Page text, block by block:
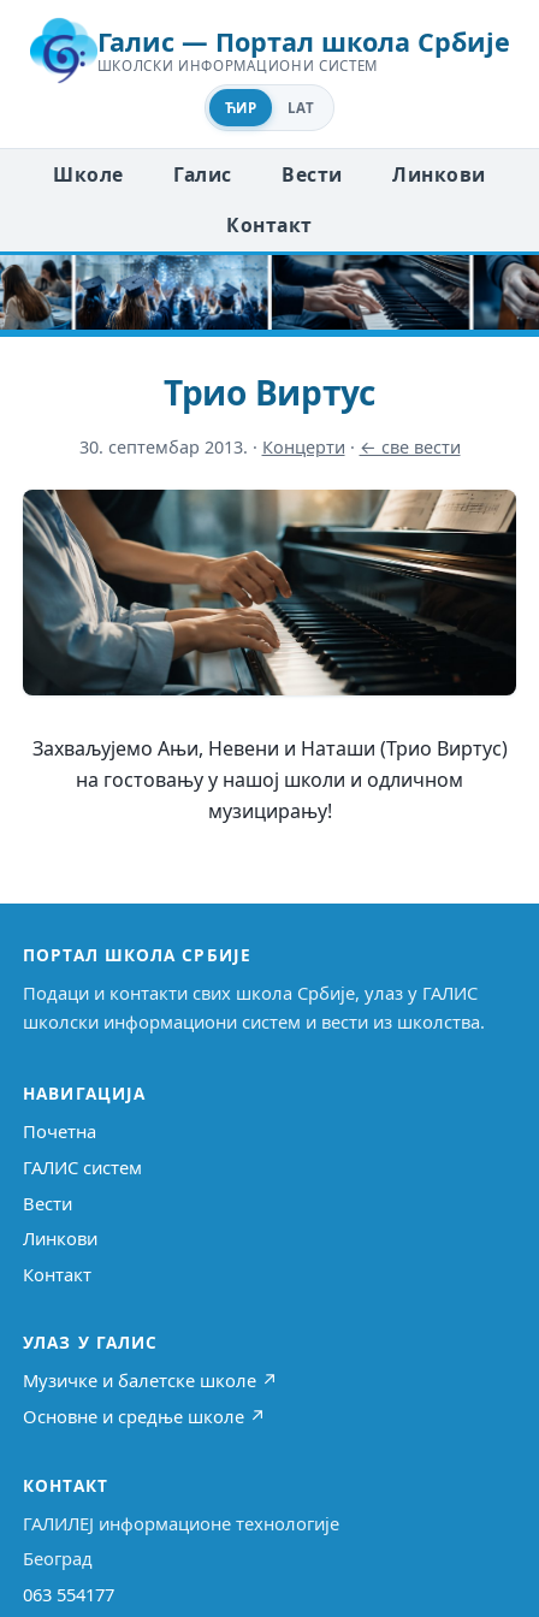
Галис — Портал школа Србије
ШКОЛСКИ ИНФОРМАЦИОНИ СИСТЕМ
ЋИР LAT
Школе Галис Вести
Линкови
Контакт
Трио Виртус
30. септембар 2013. · Концерти · ← све вести
Захваљујемо Ањи, Невени и Наташи (Трио Виртус)
на гостовању у нашој школи и одличном
музицирању!
ПОРТАЛ ШКОЛА СРБИЈЕ
Подаци и контакти свих школа Србије, улаз у ГАЛИС
школски информациони систем и вести из школства.
НАВИГАЦИЈА
Почетна
ГАЛИС систем
Вести
Линкови
Контакт
УЛАЗ У ГАЛИС
Музичке и балетске школе ↗
Основне и средње школе ↗
КОНТАКТ
ГАЛИЛЕЈ информационе технологије
Београд
063 554177